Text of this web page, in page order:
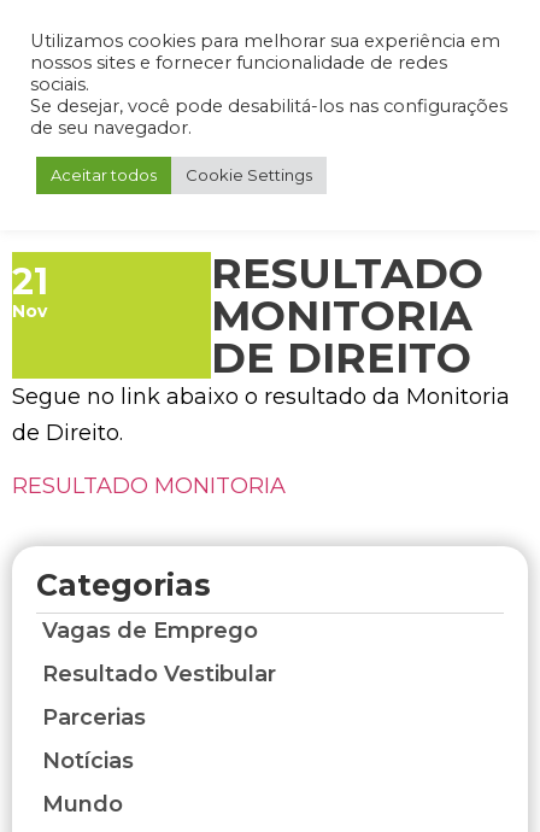
Admin Portal do Aluno Portal do Professor Portal do Coordenador
21
Nov
RESULTADO
MONITORIA
DE DIREITO
Segue no link abaixo o resultado da Monitoria
de Direito.
RESULTADO MONITORIA
Categorias
Vagas de Emprego
Resultado Vestibular
Parcerias
Notícias
Mundo
Utilizamos cookies para melhorar sua experiência em
nossos sites e fornecer funcionalidade de redes
sociais.
Se desejar, você pode desabilitá-los nas configurações
de seu navegador.
Aceitar todos Cookie Settings